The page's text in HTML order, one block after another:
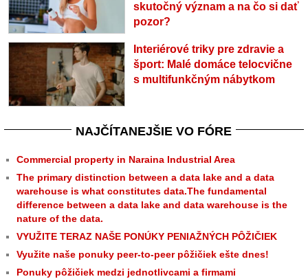
skutočný význam a na čo si dať
pozor?
Interiérové triky pre zdravie a
šport: Malé domáce telocvične
s multifunkčným nábytkom
NAJČÍTANEJŠIE VO FÓRE
Commercial property in Naraina Industrial Area
The primary distinction between a data lake and a data
warehouse is what constitutes data.The fundamental
difference between a data lake and data warehouse is the
nature of the data.
VYUŽITE TERAZ NAŠE PONÚKY PENIAŽNÝCH PÔŽIČIEK
Využite naše ponuky peer-to-peer pôžičiek ešte dnes!
Ponuky pôžičiek medzi jednotlivcami a firmami